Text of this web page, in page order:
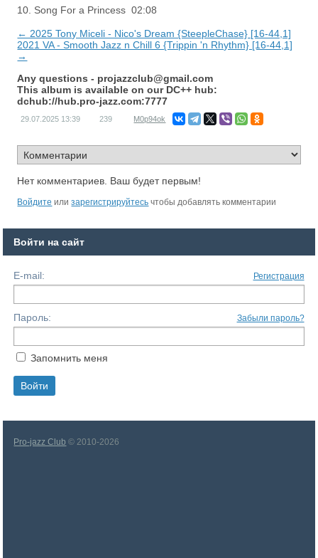
10. Song For a Princess 02:08
← 2025 Tony Miceli - Nico's Dream {SteepleChase} [16-44,1]
2021 VA - Smooth Jazz n Chill 6 {Trippin 'n Rhythm} [16-44,1]
→
Any questions - projazzclub@gmail.com
This album is available on our DC++ hub:
dchub://hub.pro-jazz.com:7777
29.07.2025 13:39 239 M0p94ok
Нет комментариев. Ваш будет первым!
Войдите илизарегистрируйтесь чтобы добавлять комментарии
Войти на сайт
E-mail: Регистрация
Пароль: Забыли пароль?
Запомнить меня
Pro-jazz Club © 2010-2026